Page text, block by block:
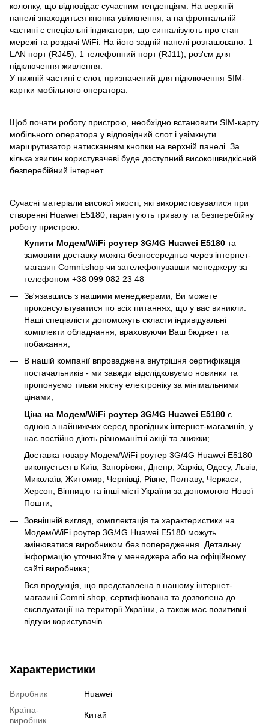
колонку, що відповідає сучасним тенденціям. На верхній
панелі знаходиться кнопка увімкнення, а на фронтальній
частині є спеціальні індикатори, що сигналізують про стан
мережі та роздачі WiFi. На його задній панелі розташовано: 1
LAN порт (RJ45), 1 телефонний порт (RJ11), роз'єм для
підключення живлення.
У нижній частині є слот, призначений для підключення SIM-
картки мобільного оператора.
Щоб почати роботу пристрою, необхідно встановити SIM-карту
мобільного оператора у відповідний слот і увімкнути
маршрутизатор натисканням кнопки на верхній панелі. За
кілька хвилин користувачеві буде доступний високошвидкісний
безперебійний інтернет.
Сучасні матеріали високої якості, які використовувалися при
створенні Huawei E5180, гарантують тривалу та безперебійну
роботу пристрою.
Купити Модем/WiFi роутер 3G/4G Huawei E5180 та
замовити доставку можна безпосередньо через інтернет-
магазин Comni.shop чи зателефонувавши менеджеру за
телефоном +38 099 082 23 48
Зв'язавшись з нашими менеджерами, Ви можете
проконсультуватися по всіх питаннях, що у вас виникли.
Наші спеціалісти допоможуть скласти індивідуальні
комплекти обладнання, враховуючи Ваш бюджет та
побажання;
В нашій компанії впроваджена внутрішня сертифікація
постачальників - ми завжди відслідковуємо новинки та
пропонуємо тільки якісну електроніку за мінімальними
цінами;
Ціна на Модем/WiFi роутер 3G/4G Huawei E5180 є
одною з найнижчих серед провідних інтернет-магазинів, у
нас постійно діють різноманітні акції та знижки;
Доставка товару Модем/WiFi роутер 3G/4G Huawei E5180
виконується в Київ, Запоріжжя, Днепр, Харків, Одесу, Львів,
Миколаїв, Житомир, Чернівці, Рівне, Полтаву, Черкаси,
Херсон, Вінницю та інші місті України за допомогою Нової
Пошти;
Зовнішній вигляд, комплектація та характеристики на
Модем/WiFi роутер 3G/4G Huawei E5180 можуть
змінюватися виробником без попередження. Детальну
інформацію уточнюйте у менеджера або на офіційному
сайті виробника;
Вся продукція, що представлена в нашому інтернет-
магазині Comni.shop, сертифікована та дозволена до
експлуатації на території України, а також має позитивні
відгуки користувачів.
Характеристики
Виробник
Huawei
Країна-
виробник
Китай